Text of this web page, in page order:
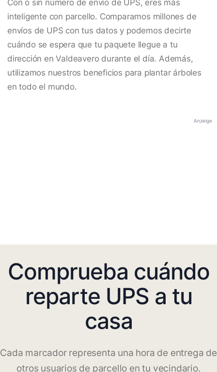
Con o sin número de envío de UPS, eres más
inteligente con parcello. Comparamos millones de
envíos de UPS con tus datos y podemos decirte
cuándo se espera que tu paquete llegue a tu
dirección en Valdeavero durante el día. Además,
utilizamos nuestros beneficios para plantar árboles
en todo el mundo.
Anzeige
Comprueba cuándo
reparte UPS a tu
casa
Cada marcador representa una hora de entrega de
otros usuarios de parcello en tu vecindario.